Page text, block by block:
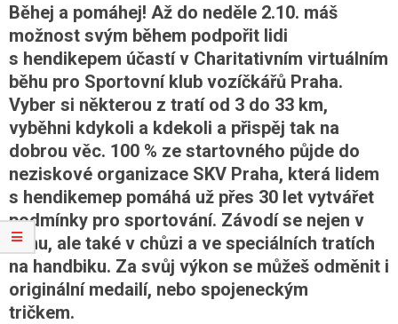
Běhej a pomáhej! Až do neděle 2.10. máš
možnost svým během podpořit lidi
s hendikepem účastí v Charitativním virtuálním
běhu pro Sportovní klub vozíčkářů Praha.
Vyber si některou z tratí od 3 do 33 km,
vyběhni kdykoli a kdekoli a přispěj tak na
dobrou věc. 100 % ze startovného půjde do
neziskové organizace SKV Praha, která lidem
s hendikemep pomáhá už přes 30 let vytvářet
podmínky pro sportování. Závodí se nejen v
běhu, ale také v chůzi a ve speciálních tratích
na handbiku. Za svůj výkon se můžeš odměnit i
originální medailí, nebo spojeneckým
tričkem.